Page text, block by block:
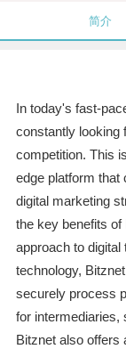
简介
In today's fast-
constantly looking
competition. This
edge platform
digital marketing
the key benefits
approach to
technology,
securely process
for intermediaries,
Bitznet also offers